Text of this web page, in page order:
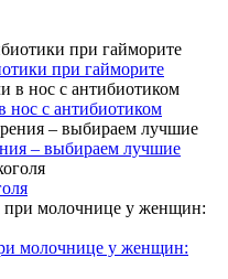
при гайморите
нос с антибиотиком
– выбираем лучшие
молочнице у женщин: